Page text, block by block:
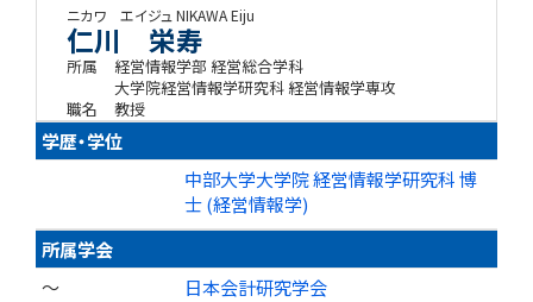
ニカワ エイジュ NIKAWA Eiju
仁川 栄寿
所属
経営情報学部 経営総合学科
大学院経営情報学研究科 経営情報学専攻
職名
教授
学歴・学位
中部大学大学院 経営情報学研究科 博
士 (経営情報学)
所属学会
～
日本会計研究学会